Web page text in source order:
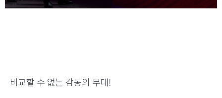
비교할 수 없는 감동의 무대!